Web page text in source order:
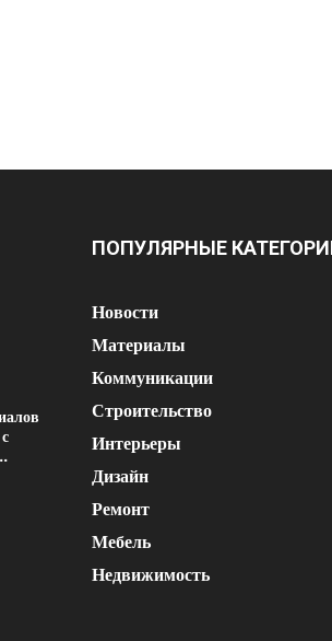
ПОПУЛЯРНЫЕ
Новости
Материалы
Коммуникации
Строительство
Интерьеры
Дизайн
Ремонт
Мебель
Недвижимость